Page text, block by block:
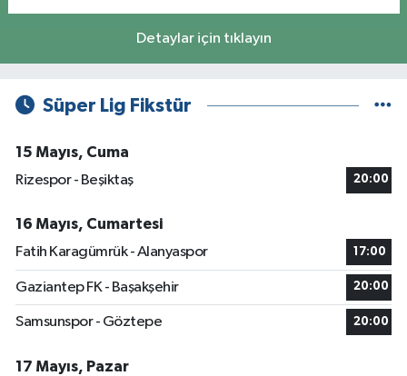
Detaylar için tıklayın
Süper Lig Fikstür
15 Mayıs, Cuma
Rizespor - Beşiktaş
20:00
16 Mayıs, Cumartesi
Fatih Karagümrük - Alanyaspor
17:00
Gaziantep FK - Başakşehir 20:00
Samsunspor - Göztepe 20:00
17 Mayıs, Pazar